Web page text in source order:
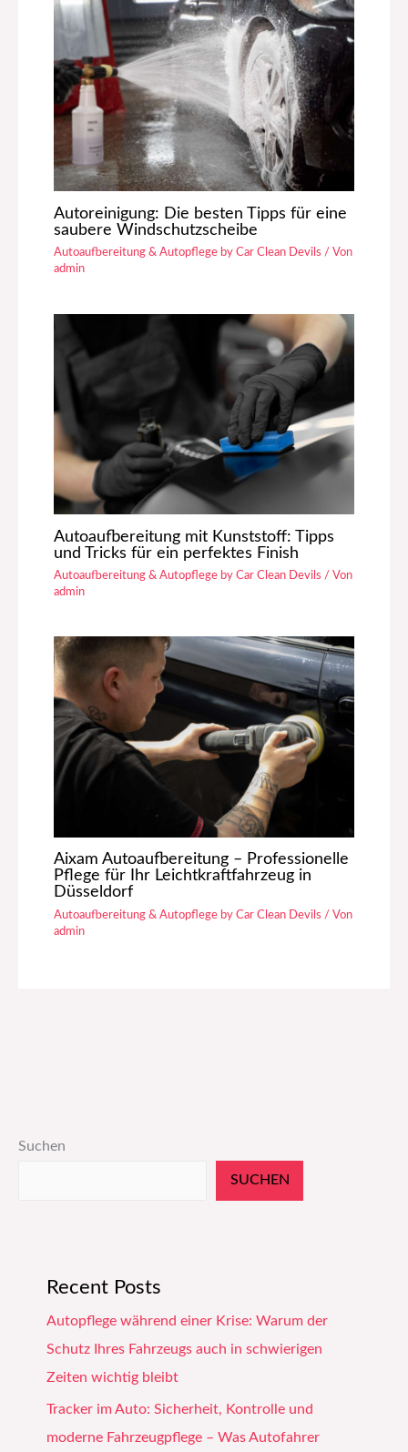
Autoreinigung: Die besten Tipps für eine
saubere Windschutzscheibe
Autoaufbereitung & Autopflege by Car Clean Devils / Von
admin
Autoaufbereitung mit Kunststoff: Tipps
und Tricks für ein perfektes Finish
Autoaufbereitung & Autopflege by Car Clean Devils / Von
admin
Aixam Autoaufbereitung – Professionelle
Pflege für Ihr Leichtkraftfahrzeug in
Düsseldorf
Autoaufbereitung & Autopflege by Car Clean Devils / Von
admin
Suchen
SUCHEN
Recent Posts
Autopflege während einer Krise: Warum der
Schutz Ihres Fahrzeugs auch in schwierigen
Zeiten wichtig bleibt
Tracker im Auto: Sicherheit, Kontrolle und
moderne Fahrzeugpflege – Was Autofahrer